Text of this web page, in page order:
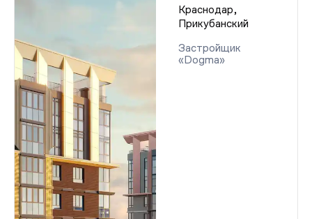
Краснодар,
Прикубанский
Застройщик
«Dogma»